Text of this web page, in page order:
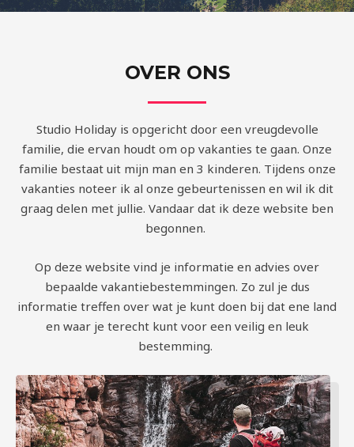
OVER ONS
Studio Holiday is opgericht door een vreugdevolle
familie, die ervan houdt om op vakanties te gaan. Onze
familie bestaat uit mijn man en 3 kinderen. Tijdens onze
vakanties noteer ik al onze gebeurtenissen en wil ik dit
graag delen met jullie. Vandaar dat ik deze website ben
begonnen.
Op deze website vind je informatie en advies over
bepaalde vakantiebestemmingen. Zo zul je dus
informatie treffen over wat je kunt doen bij dat ene land
en waar je terecht kunt voor een veilig en leuk
bestemming.